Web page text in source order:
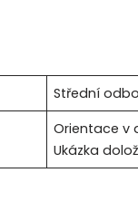
Střední
Orientace v
Ukázka